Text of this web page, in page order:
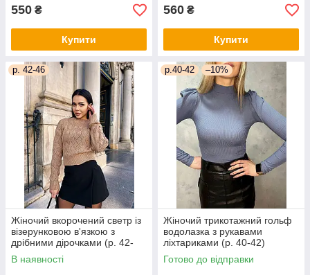
550 ₴
Купити
560 ₴
Купити
р. 42-46
Жіночий вкорочений светр із
візерунковою в'язкою з
дрібними дірочками (р. 42-
46) 4043171
В наявності
р.40-42 –10%
Жіночий трикотажний гольф
водолазка з рукавами
ліхтариками (р. 40-42)
1043183r
Готово до відправки